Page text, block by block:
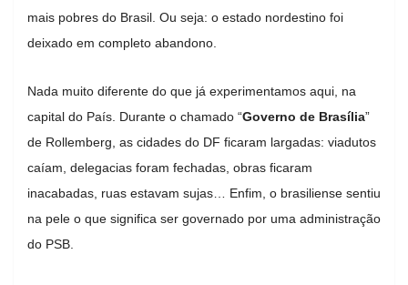
mais pobres do Brasil. Ou seja: o estado nordestino foi
deixado em completo abandono.
Nada muito diferente do que já experimentamos aqui, na
capital do País. Durante o chamado “Governo de Brasília”
de Rollemberg, as cidades do DF ficaram largadas: viadutos
caíam, delegacias foram fechadas, obras ficaram
inacabadas, ruas estavam sujas… Enfim, o brasiliense sentiu
na pele o que significa ser governado por uma administração
do PSB.